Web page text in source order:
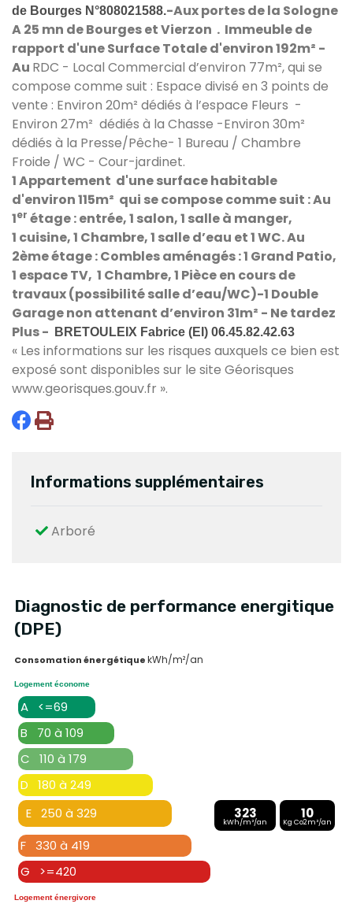
de Bourges N°808021588.-Aux portes de la Sologne
A 25 mn de Bourges et Vierzon . Immeuble de
rapport d'une Surface Totale d'environ 192m² -
Au RDC - Local Commercial d’environ 77m², qui se
compose comme suit : Espace divisé en 3 points de
vente : Environ 20m² dédiés à l’espace Fleurs -
Environ 27m² dédiés à la Chasse -Environ 30m²
dédiés à la Presse/Pêche- 1 Bureau / Chambre
Froide / WC - Cour-jardinet.
1 Appartement d'une surface habitable
d'environ 115m² qui se compose comme suit :Au
1er étage : entrée, 1 salon, 1 salle à manger,
1 cuisine, 1 Chambre, 1 salle d’eau et 1 WC.Au
2èmeétage: Combles aménagés : 1 Grand Patio,
1 espace TV, 1 Chambre, 1 Pièce en cours de
travaux (possibilité salle d’eau/WC)-1 Double
Garage non attenant d’environ 31m² - Ne tardez
Plus -
BRETOULEIX Fabrice (EI) 06.45.82.42.63
« Les informations sur les risques auxquels ce bien est
exposé sont disponibles sur le site Géorisques
www.georisques.gouv.fr ».
Informations supplémentaires
Arboré
Diagnostic de performance energitique
(DPE)
Consomation énergétiquekWh/m²/an
Logement économe
A <=69
B 70 à 109
C 110 à 179
D 180 à 249
E 250 à 329
323
kWh/m²/an
10
Kg Co2m²/an
F 330 à 419
G >=420
Logement énergivore